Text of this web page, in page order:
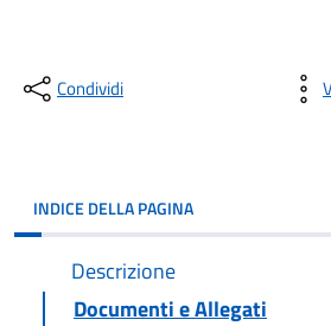
Condividi
INDICE DELLA PAGINA
Descrizione
Documenti e Allegati